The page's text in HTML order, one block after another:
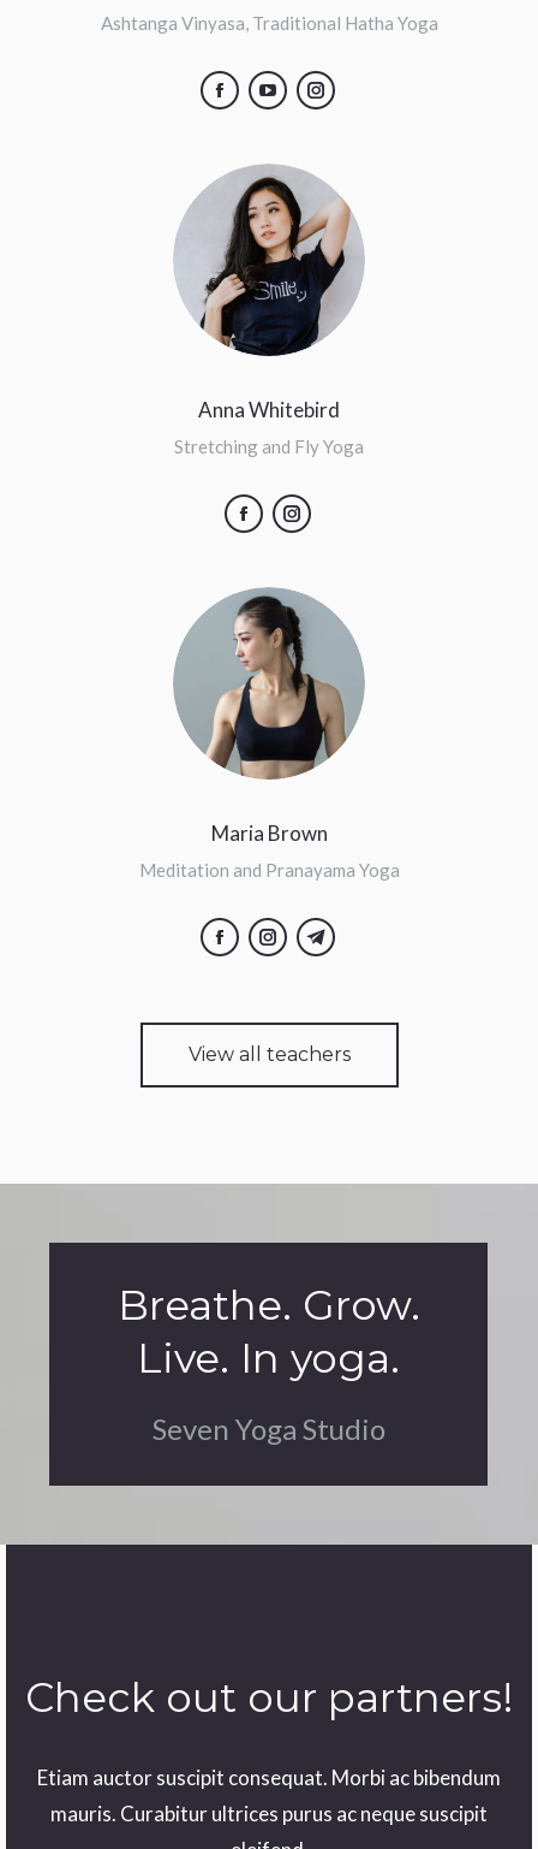
Ashtanga Vinyasa, Traditional Hatha Yoga
FacebookYouTubeInstagram
Anna Whitebird
Stretching and Fly Yoga
FacebookInstagram
Maria Brown
Meditation and Pranayama Yoga
FacebookInstagramTelegram
View all teachers
Breathe. Grow.
Live. In yoga.
Seven Yoga Studio
Check out our partners!
Etiam auctor suscipit consequat. Morbi ac bibendum
mauris. Curabitur ultrices purus ac neque suscipit